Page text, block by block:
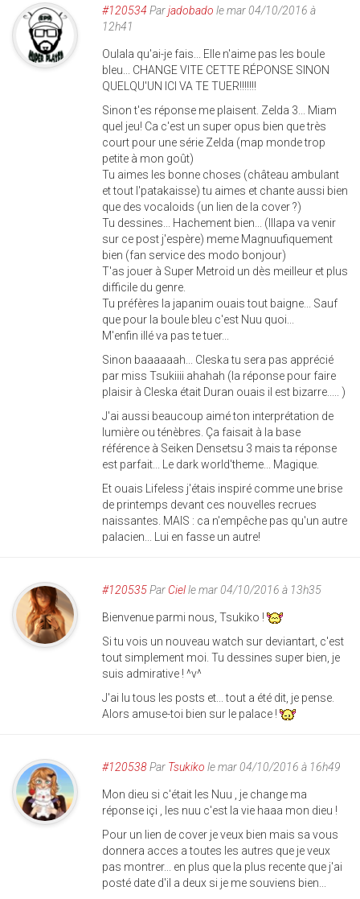
#120534 Parjadobado le mar 04/10/2016 à
12h41
Oulala qu'ai-je fais... Elle n'aime pas les boule
bleu... CHANGE VITE CETTE RÉPONSE SINON
QUELQU'UN ICI VA TE TUER!!!!!!!
Sinon t'es réponse me plaisent. Zelda 3... Miam
quel jeu! Ca c'est un super opus bien que très
court pour une série Zelda (map monde trop
petite à mon goût)
Tu aimes les bonne choses (château ambulant
et tout l'patakaisse) tu aimes et chante aussi bien
que des vocaloids (un lien de la cover ?)
Tu dessines... Hachement bien... (Illapa va venir
sur ce post j'espère) meme Magnuufiquement
bien (fan service des modo bonjour)
T'as jouer à Super Metroid un dès meilleur et plus
difficile du genre.
Tu préfères la japanim ouais tout baigne... Sauf
que pour la boule bleu c'est Nuu quoi...
M'enfin illé va pas te tuer...
Sinon baaaaaah... Cleska tu sera pas apprécié
par miss Tsukiiii ahahah (la réponse pour faire
plaisir à Cleska était Duran ouais il est bizarre..... )
J'ai aussi beaucoup aimé ton interprétation de
lumière ou ténèbres. Ça faisait à la base
référence à Seiken Densetsu 3 mais ta réponse
est parfait... Le dark world'theme... Magique.
Et ouais Lifeless j'étais inspiré comme une brise
de printemps devant ces nouvelles recrues
naissantes. MAIS : ca n'empêche pas qu'un autre
palacien... Lui en fasse un autre!
#120535Par Cielle mar 04/10/2016 à 13h35
Bienvenue parmi nous, Tsukiko !
Si tu vois un nouveau watch sur deviantart, c'est
tout simplement moi. Tu dessines super bien, je
suis admirative ! ^v^
J'ai lu tous les posts et... tout a été dit, je pense.
Alors amuse-toi bien sur le palace !
#120538Par Tsukiko le mar 04/10/2016 à 16h49
Mon dieu si c'était les Nuu , je change ma
réponse içi , les nuu c'est la vie haaa mon dieu !
Pour un lien de cover je veux bien mais sa vous
donnera acces a toutes les autres que je veux
pas montrer... en plus que la plus recente que j'ai
posté date d'il a deux si je me souviens bien...